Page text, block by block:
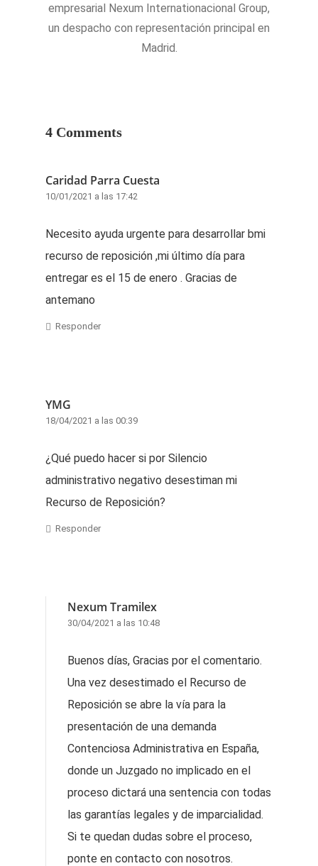
empresarial Nexum Internationacional Group,
un despacho con representación principal en
Madrid.
4 Comments
Caridad Parra Cuesta
10/01/2021 a las 17:42
Necesito ayuda urgente para desarrollar bmi
recurso de reposición ,mi último día para
entregar es el 15 de enero . Gracias de
antemano
Responder
YMG
18/04/2021 a las 00:39
¿Qué puedo hacer si por Silencio
administrativo negativo desestiman mi
Recurso de Reposición?
Responder
Nexum Tramilex
30/04/2021 a las 10:48
Buenos días, Gracias por el comentario.
Una vez desestimado el Recurso de
Reposición se abre la vía para la
presentación de una demanda
Contenciosa Administrativa en España,
donde un Juzgado no implicado en el
proceso dictará una sentencia con todas
las garantías legales y de imparcialidad.
Si te quedan dudas sobre el proceso,
ponte en contacto con nosotros.